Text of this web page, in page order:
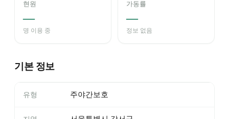
현원
—
명 이용 중
가동률
—
정보 없음
기본 정보
유형 주야간보호